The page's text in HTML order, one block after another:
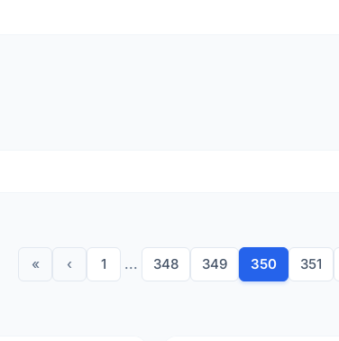
« ‹ 1 ... 348 349 350 351